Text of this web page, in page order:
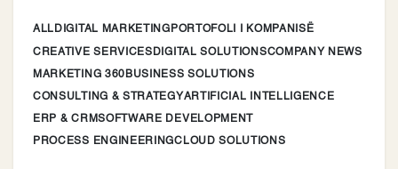
ALL DIGITAL MARKETING PORTOFOLI I KOMPANISË
CREATIVE SERVICES DIGITAL SOLUTIONSCOMPANY NEWS
MARKETING 360 BUSINESS SOLUTIONS
CONSULTING & STRATEGYARTIFICIAL INTELLIGENCE
ERP & CRMSOFTWARE DEVELOPMENT
PROCESS ENGINEERINGCLOUD SOLUTIONS